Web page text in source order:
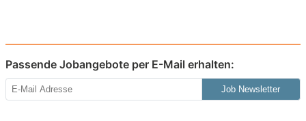
Passende Jobangebote per E-Mail erhalten:
Job Newsletter